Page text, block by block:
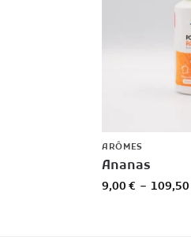
ARÔMES
Ananas
9,00 € – 109,50